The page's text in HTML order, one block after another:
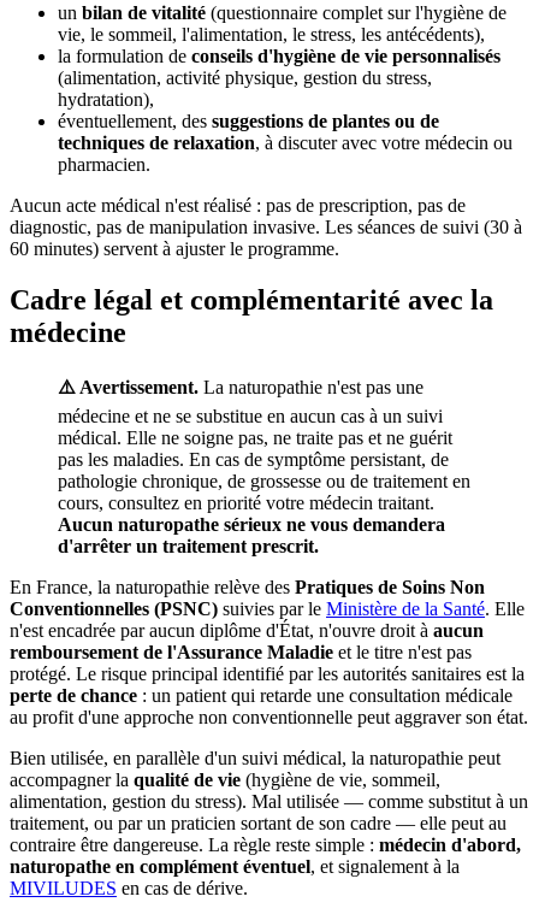
un bilan de vitalité (questionnaire complet sur l'hygiène de
vie, le sommeil, l'alimentation, le stress, les antécédents),
la formulation de conseils d'hygiène de vie personnalisés
(alimentation, activité physique, gestion du stress,
hydratation),
éventuellement, des suggestions de plantes ou de
techniques de relaxation, à discuter avec votre médecin ou
pharmacien.
Aucun acte médical n'est réalisé : pas de prescription, pas de
diagnostic, pas de manipulation invasive. Les séances de suivi (30 à
60 minutes) servent à ajuster le programme.
Cadre légal et complémentarité avec la
médecine
⚠️ Avertissement. La naturopathie n'est pas une
médecine et ne se substitue en aucun cas à un suivi
médical. Elle ne soigne pas, ne traite pas et ne guérit
pas les maladies. En cas de symptôme persistant, de
pathologie chronique, de grossesse ou de traitement en
cours, consultez en priorité votre médecin traitant.
Aucun naturopathe sérieux ne vous demandera
d'arrêter un traitement prescrit.
En France, la naturopathie relève des Pratiques de Soins Non
Conventionnelles (PSNC) suivies par le Ministère de la Santé. Elle
n'est encadrée par aucun diplôme d'État, n'ouvre droit à aucun
remboursement de l'Assurance Maladie et le titre n'est pas
protégé. Le risque principal identifié par les autorités sanitaires est la
perte de chance : un patient qui retarde une consultation médicale
au profit d'une approche non conventionnelle peut aggraver son état.
Bien utilisée, en parallèle d'un suivi médical, la naturopathie peut
accompagner la qualité de vie (hygiène de vie, sommeil,
alimentation, gestion du stress). Mal utilisée — comme substitut à un
traitement, ou par un praticien sortant de son cadre — elle peut au
contraire être dangereuse. La règle reste simple : médecin d'abord,
naturopathe en complément éventuel, et signalement à la
MIVILUDES en cas de dérive.